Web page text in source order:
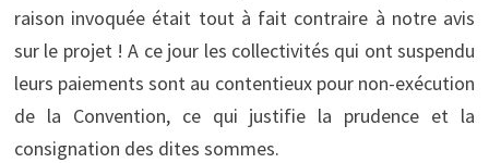
raison invoquée était tout à fait contraire à notre avis
sur le projet ! A ce jour les collectivités qui ont suspendu
leurs paiements sont au contentieux pour non-exécution
de la Convention, ce qui justifie la prudence et la
consignation des dites sommes.